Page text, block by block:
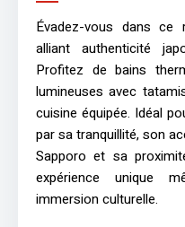
Évadez-vous dans ce
alliant authenticité
Profitez de bains
lumineuses avec
cuisine équipée. Idéal
par sa tranquillité, son
Sapporo et sa
expérience unique
immersion culturelle.